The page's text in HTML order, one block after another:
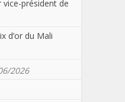
vice-président de
d’or du Mali
2026